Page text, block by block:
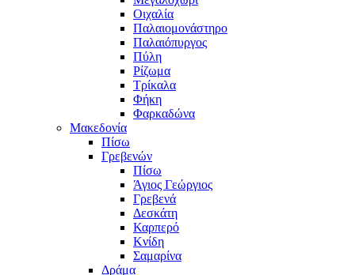
Οιχαλία
Παλαιομονάστηρο
Παλαιόπυργος
Πύλη
Ρίζωμα
Τρίκαλα
Φήκη
Φαρκαδώνα
Μακεδονία
Πίσω
Γρεβενών
Πίσω
Άγιος Γεώργιος
Γρεβενά
Δεσκάτη
Καρπερό
Κνίδη
Σαμαρίνα
Δράμα